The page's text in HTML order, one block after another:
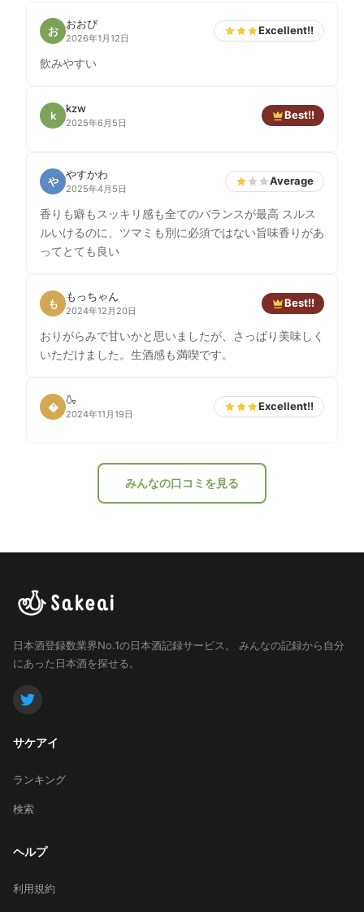
お
おおぴ
2026年1月12日
Excellent!!
飲みやすい
k
kzw
2025年6月5日
Best!!
や
やすかわ
2025年4月5日
Average
香りも癖もスッキリ感も全てのバランスが最高 スルス
ルいけるのに、ツマミも別に必須ではない旨味香りがあ
ってとても良い
も
もっちゃん
2024年12月20日
Best!!
おりがらみで甘いかと思いましたが、さっぱり美味しく
いただけました。生酒感も満喫です。
�
🍶
2024年11月19日
Excellent!!
みんなの口コミを見る
日本酒登録数業界No.1の日本酒記録サービス。
みんなの記録から自分
にあった日本酒を探せる。
サケアイ
ランキング
検索
ヘルプ
利用規約